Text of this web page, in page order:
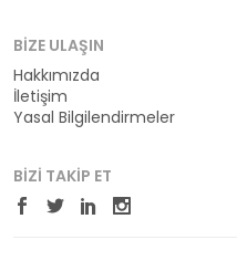
BIZE ULAŞIN
Hakkımızda
İletişim
Yasal Bilgilendirmeler
BIZI TAKIP ET